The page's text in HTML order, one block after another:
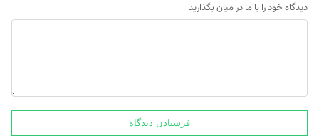
دیدگاه خود را با ما در میان بگذارید